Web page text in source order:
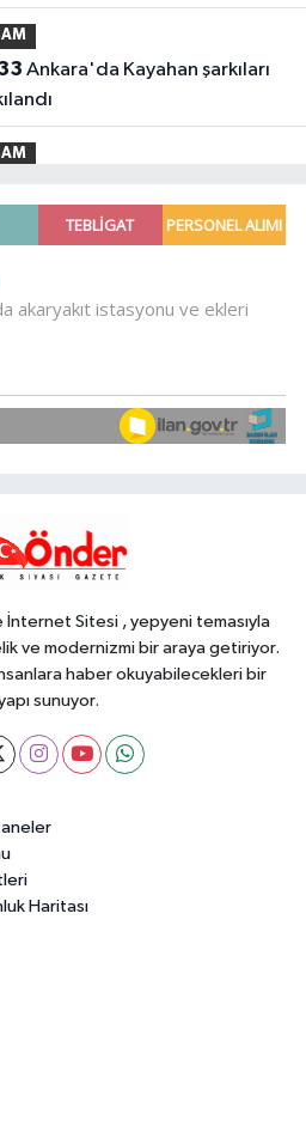
desteği
İnternet şikayetlerinde
Deresi'nde dip temizliği
Sitesi , yepyeni temasıyla
ve modernizmi bir araya getiriyor.
haber okuyabilecekleri bir
sunuyor.
Haritası